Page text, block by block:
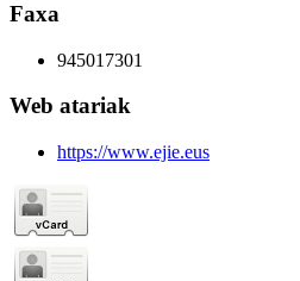
Faxa
945017301
Web atariak
https://www.ejie.eus